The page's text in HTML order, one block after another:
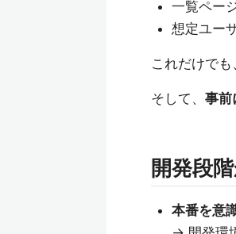
一覧ペー
想定ユー
これだけで
そして、 事前
開発段
本番を意